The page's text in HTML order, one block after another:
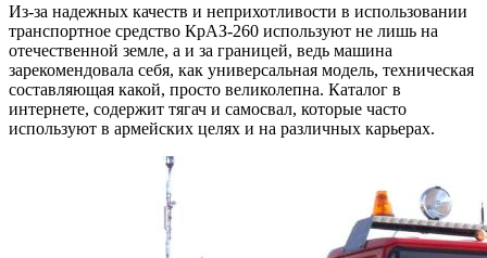
Из-за надежных качеств и неприхотливости в использовании
транспортное средство КрАЗ-260 используют не лишь на
отечественной земле, а и за границей, ведь машина
зарекомендовала себя, как универсальная модель, техническая
составляющая какой, просто великолепна. Каталог в
интернете, содержит тягач и самосвал, которые часто
используют в армейских целях и на различных карьерах.